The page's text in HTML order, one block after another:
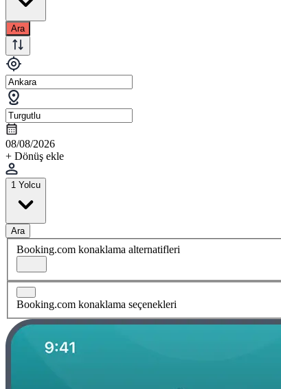
Ara
08/08/2026
+ Dönüş ekle
1 Yolcu
Ara
Booking.com konaklama alternatifleri
Booking.com konaklama seçenekleri